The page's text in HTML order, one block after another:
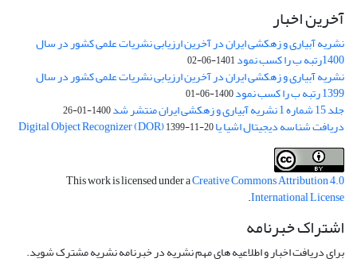
آخرین اخبار
نشریه آبیاری و زهکشی ایران در آخرین ارزیابی نشریات علمی کشور در سال
1400رتبه ب را کسب نمود 1401-06-02
نشریه آبیاری و زهکشی ایران در آخرین ارزیابی نشریات علمی کشور در سال
1399 رتبه ب را کسب نمود 1400-06-01
جلد 15 شماره 1 نشریه آبیاری و زهکشی ایران منتشر شد 1400-01-26
دریافت شناسه دیجیتال اشیا یا Digital Object Recognizer (DOR)1399-11-20
This work is licensed under aCreative Commons Attribution 4.0
International License
.
اشتراک خبرنامه
برای دریافت اخبار و اطلاعیه های مهم نشریه در خبرنامه نشریه مشترک شوید.